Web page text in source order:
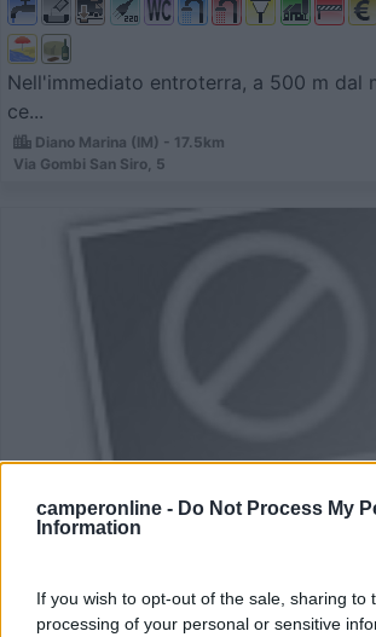
camperonline - Do Not Process My
Information
If you wish to opt-out of the sale, sharing to
processing of your personal or sensitive
Nell'immediato entroterra, a 500 m dal
ce...
Diano Marina (IM) - 17.5km
Via Gombi San Siro, 5
Area di sosta (PS+CS)
7,7 3